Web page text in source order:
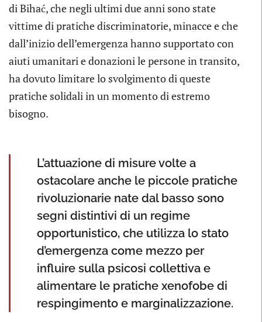
di Bihać, che negli ultimi due anni sono state
vittime di pratiche discriminatorie, minacce e che
dall’inizio dell’emergenza hanno supportato con
aiuti umanitari e donazioni le persone in transito,
ha dovuto limitare lo svolgimento di queste
pratiche solidali in un momento di estremo
bisogno.
L’attuazione di misure volte a
ostacolare anche le piccole pratiche
rivoluzionarie nate dal basso sono
segni distintivi di un regime
opportunistico, che utilizza lo stato
d’emergenza come mezzo per
influire sulla psicosi collettiva e
alimentare le pratiche xenofobe di
respingimento e marginalizzazione.